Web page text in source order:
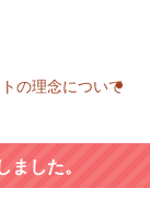
の理念について
した。